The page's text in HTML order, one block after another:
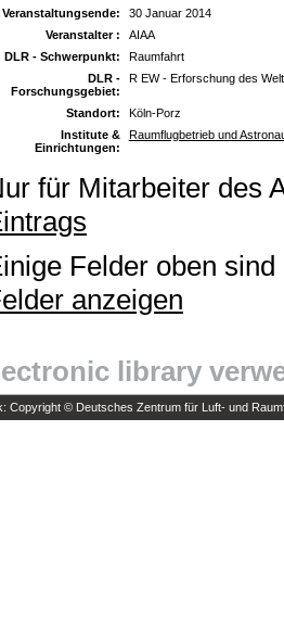
Veranstaltungsende:
30 Januar 2014
Veranstalter :
AIAA
DLR - Schwerpunkt:
Raumfahrt
DLR -
Forschungsgebiet:
R EW - Erforschung des
Standort:
Köln-Porz
Institute &
Einrichtungen:
Raumflugbetrieb und
für Mitarbeiter des
Felder oben
anzeigen
library
Copyright © Deutsches Zentrum für Luft- und